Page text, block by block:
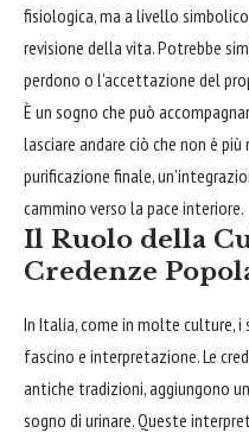
fisiologica, ma a livello
revisione della vita. Potrebbe
perdono o l'accettazione del
È un sogno che può
lasciare andare ciò che non è
purificazione finale,
cammino verso la pace interiore.
Il Ruolo della
Credenze
In Italia, come in molte culture,
fascino e interpretazione. Le
antiche tradizioni, aggiungono
sogno di urinare. Queste